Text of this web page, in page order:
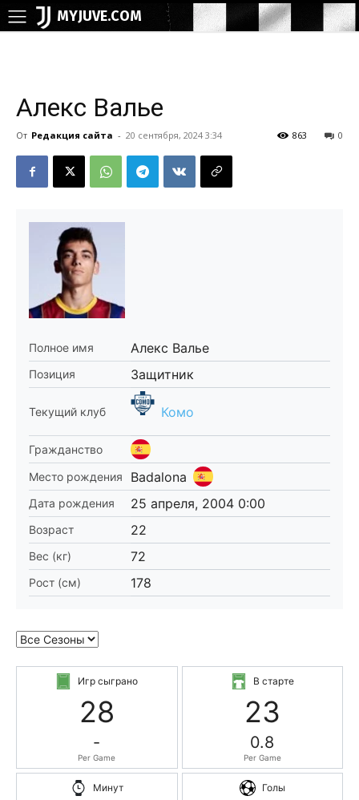
MYJUVE.COM
Алекс Валье
От Редакция сайта - 20 сентября, 2024 3:34 0
863
Полное имя Алекс Валье
Позиция Защитник
Текущий клуб Комо
Гражданство
Место рождения
Badalona
Дата рождения 25 апреля, 2004 0:00
Возраст 22
Вес (кг) 72
Рост (см) 178
Игр сыграно
28
-
Per Game
В старте
23
0.8
Per Game
Минут Голы